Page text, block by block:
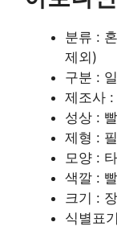
분류 :
제외)
구분 :
제조사
성상 :
제형 :
모양 :
색깔 :
크기 :
식별표